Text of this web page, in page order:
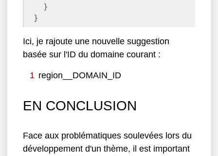
  }
}
Ici, je rajoute une nouvelle suggestion
basée sur l'ID du domaine courant :
region__DOMAIN_ID
EN CONCLUSION
Face aux problématiques soulevées lors du
développement d'un thème, il est important